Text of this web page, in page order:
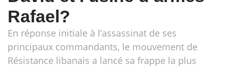
Rafael?
En réponse initiale à l’assassinat de ses
principaux commandants, le mouvement de
Résistance libanais a lancé sa frappe la plus